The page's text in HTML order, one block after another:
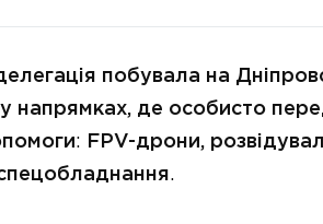
побувала на
напрямках, де особисто
:
FPV-дрони,
.